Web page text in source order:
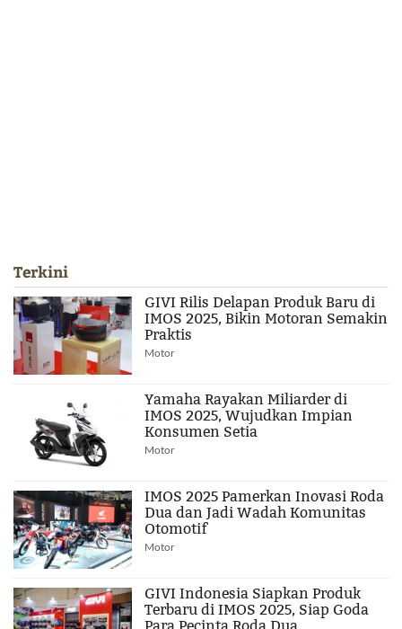
Terkini
GIVI Rilis Delapan Produk Baru di
IMOS 2025, Bikin Motoran Semakin
Praktis
Motor
Yamaha Rayakan Miliarder di
IMOS 2025, Wujudkan Impian
Konsumen Setia
Motor
IMOS 2025 Pamerkan Inovasi Roda
Dua dan Jadi Wadah Komunitas
Otomotif
Motor
GIVI Indonesia Siapkan Produk
Terbaru di IMOS 2025, Siap Goda